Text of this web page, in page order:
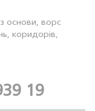
основи, ворс
коридорів,
19